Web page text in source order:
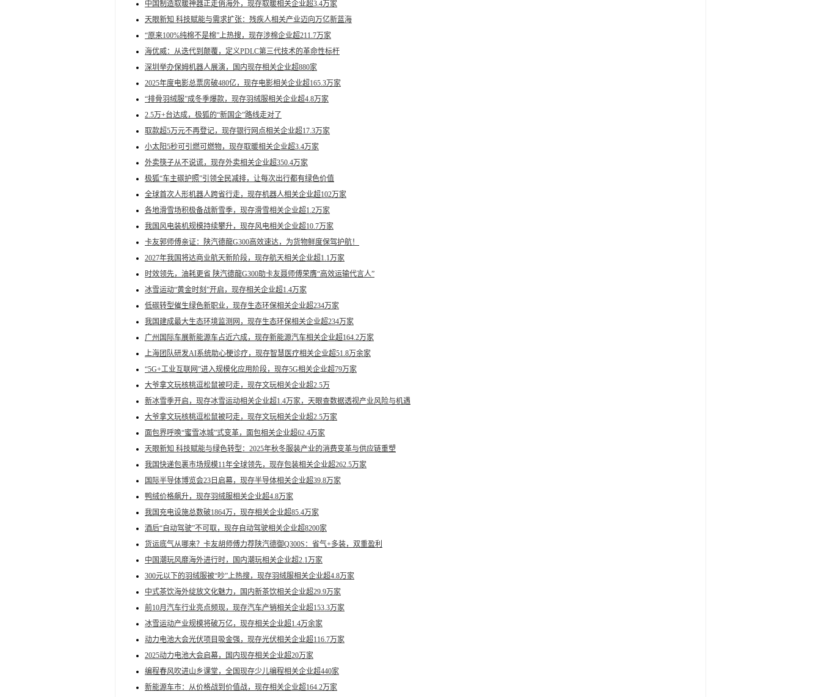
中国制造取暖神器正走俏海外，现存取暖相关企业超3.4万家
天眼新知 科技赋能与需求扩张：残疾人相关产业迈向万亿新蓝海
“原来100%纯棉不是棉”上热搜，现存涉棉企业超211.7万家
海优威：从迭代到颠覆，定义PDLC第三代技术的革命性标杆
深圳举办保姆机器人展演，国内现存相关企业超880家
2025年度电影总票房破480亿，现存电影相关企业超165.3万家
“排骨羽绒服”成冬季爆款，现存羽绒服相关企业超4.8万家
2.5万+台达成，极狐的“新国企”路线走对了
取款超5万元不再登记，现存银行网点相关企业超17.3万家
小太阳5秒可引燃可燃物，现存取暖相关企业超3.4万家
外卖筷子从不说谎，现存外卖相关企业超350.4万家
极狐“车主碳护照”引领全民减排，让每次出行都有绿色价值
全球首次人形机器人跨省行走，现存机器人相关企业超102万家
各地滑雪场积极备战新雪季，现存滑雪相关企业超1.2万家
我国风电装机规模持续攀升，现存风电相关企业超10.7万家
卡友郭师傅亲证：陕汽德龍G300高效速达，为货物鲜度保驾护航！
2027年我国将达商业航天新阶段，现存航天相关企业超1.1万家
时效领先，油耗更省 陕汽德龍G300助卡友聂师傅荣膺“高效运输代言人”
冰雪运动“黄金时刻”开启，现存相关企业超1.4万家
低碳转型催生绿色新职业，现存生态环保相关企业超234万家
我国建成最大生态环境监测网，现存生态环保相关企业超234万家
广州国际车展新能源车占近六成，现存新能源汽车相关企业超164.2万家
上海团队研发AI系统助心梗诊疗，现存智慧医疗相关企业超51.8万余家
“5G+工业互联网”进入规模化应用阶段，现存5G相关企业超79万家
大爷拿文玩核桃逗松鼠被叼走，现存文玩相关企业超2.5万
新冰雪季开启，现存冰雪运动相关企业超1.4万家，天眼查数据透视产业风险与机遇
大爷拿文玩核桃逗松鼠被叼走，现存文玩相关企业超2.5万家
面包界呼唤“蜜雪冰城”式变革，面包相关企业超62.4万家
天眼新知 科技赋能与绿色转型：2025年秋冬服装产业的消费变革与供应链重塑
我国快递包裹市场规模11年全球领先，现存包装相关企业超262.5万家
国际半导体博览会23日启幕，现存半导体相关企业超39.8万家
鸭绒价格飙升，现存羽绒服相关企业超4.8万家
我国充电设施总数破1864万，现存相关企业超85.4万家
酒后“自动驾驶”不可取，现存自动驾驶相关企业超8200家
货运底气从哪来？卡友胡师傅力荐陕汽德御Q300S：省气+多装，双重盈利
中国潮玩风靡海外进行时，国内潮玩相关企业超2.1万家
300元以下的羽绒服被“吵”上热搜，现存羽绒服相关企业超4.8万家
中式茶饮海外绽放文化魅力，国内新茶饮相关企业超29.9万家
前10月汽车行业亮点频现，现存汽车产销相关企业超153.3万家
冰雪运动产业规模将破万亿，现存相关企业超1.4万余家
动力电池大会光伏项目吸金强，现存光伏相关企业超116.7万家
2025动力电池大会启幕，国内现存相关企业超20万家
编程春风吹进山乡课堂，全国现存少儿编程相关企业超440家
新能源车市：从价格战到价值战，现存相关企业超164.2万家